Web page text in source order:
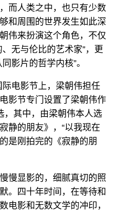
而人类之中，也只有少数
和周围的世界发生如此深
伟来扮演这个角色，不仅
无与伦比的艺术家”，更
影片的哲学内核”。
电影节上，梁朝伟担任
影节专门设置了梁朝伟作
，其中，由梁朝伟本人选
静的朋友》，“以我现在
是刚拍完的《寂静的朋
慢显影的，细腻真切的照
。四十年时间，在等待和
电影和无数文学的冲印，